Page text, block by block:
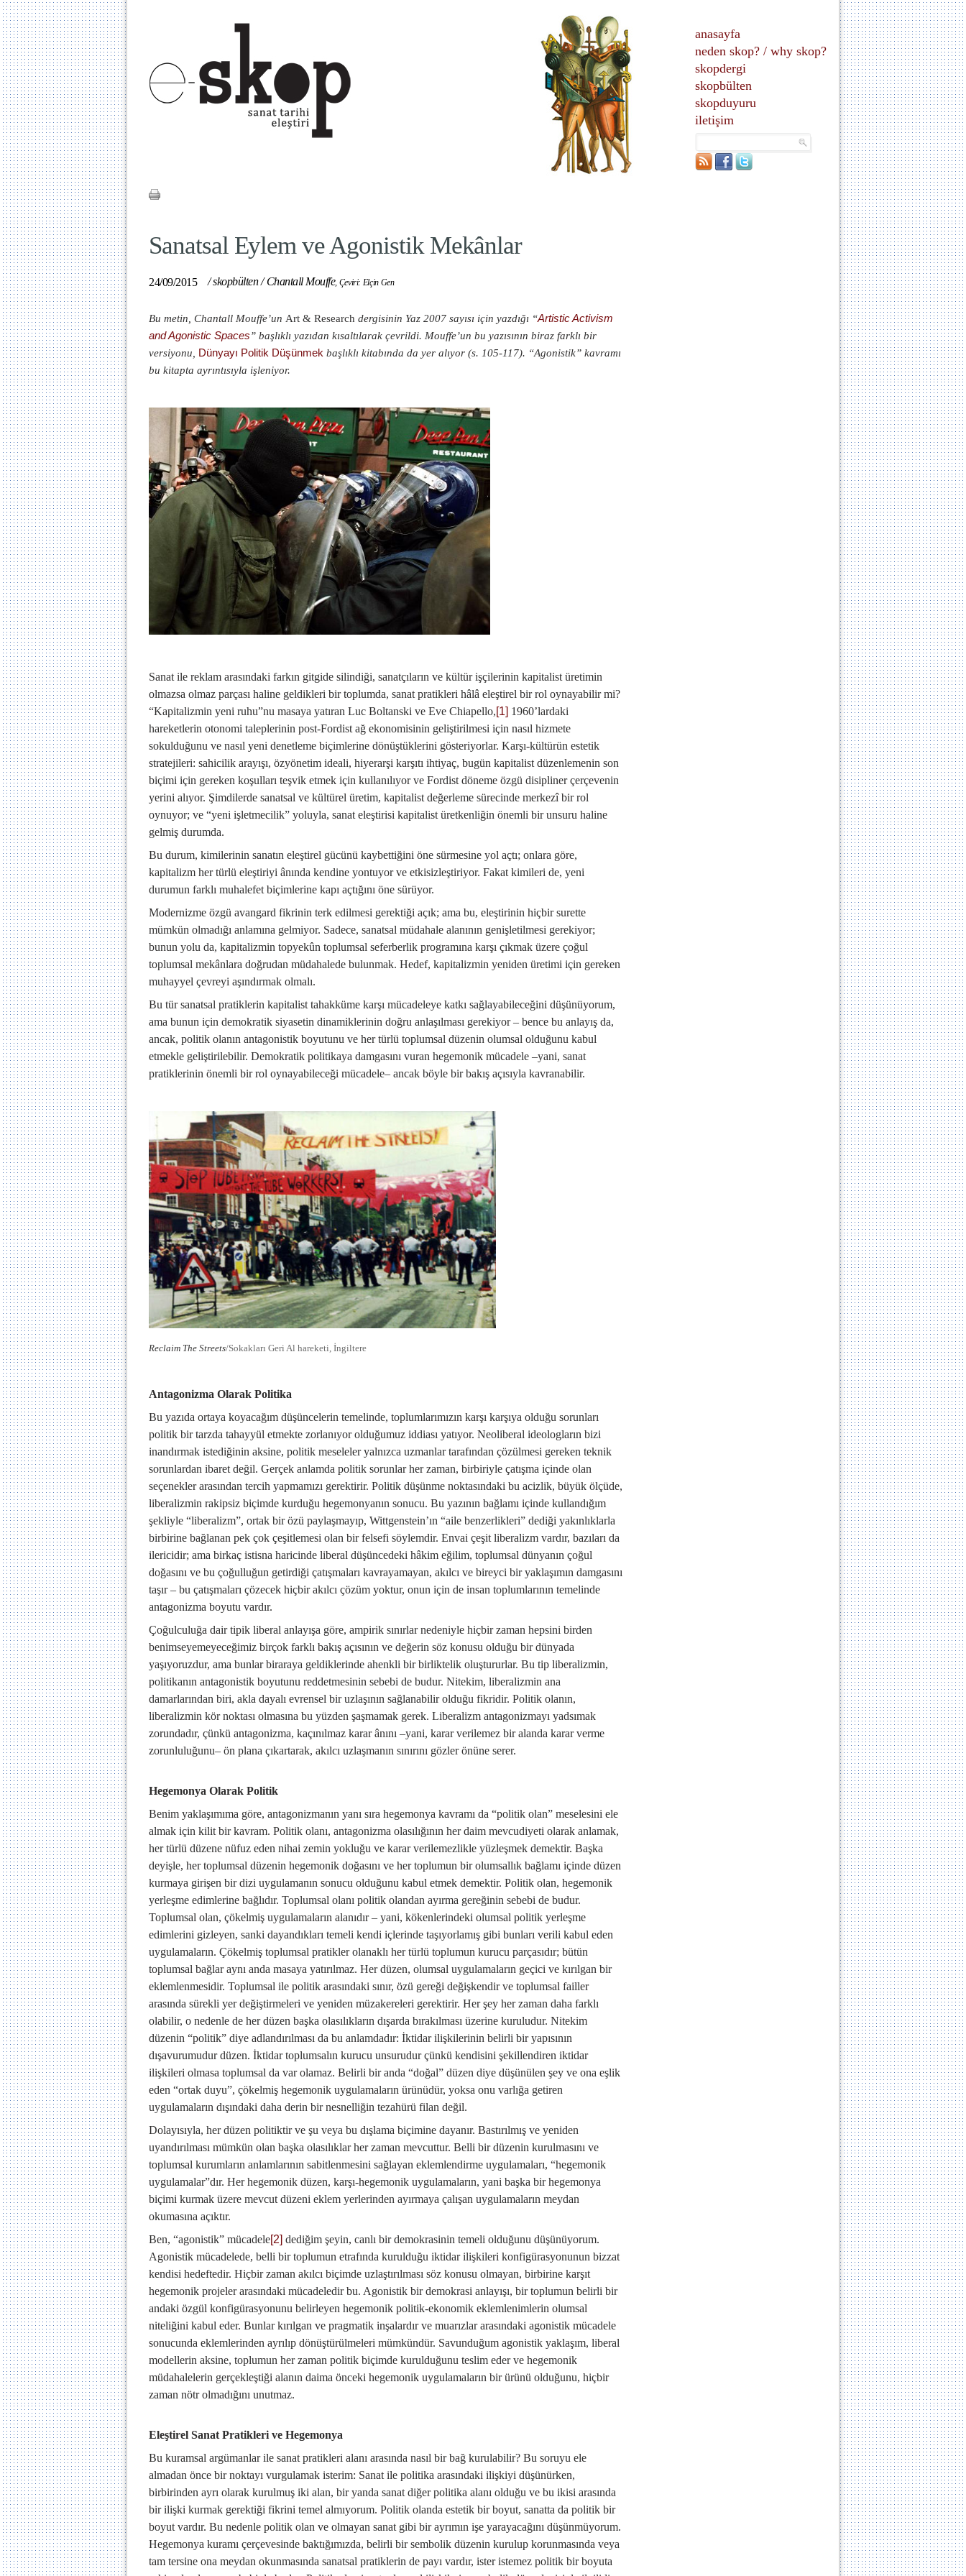
anasayfa
neden skop? / why skop?
skopdergi
skopbülten
skopduyuru
iletişim
Sanatsal Eylem ve Agonistik Mekânlar
24/09/2015 /skopbülten /Chantall Mouffe, Çeviri: Elçin Gen
Bu metin, Chantall Mouffe’un Art & Research dergisinin Yaz 2007 sayısı için yazdığı “Artistic Activism
and Agonistic Spaces” başlıklı yazıdan kısaltılarak çevrildi. Mouffe’un bu yazısının biraz farklı bir
versiyonu,
Dünyayı Politik Düşünmek başlıklı kitabında da yer alıyor (s. 105-117). “Agonistik” kavramı
bu kitapta ayrıntısıyla işleniyor.
Sanat ile reklam arasındaki farkın gitgide silindiği, sanatçıların ve kültür işçilerinin kapitalist üretimin
olmazsa olmaz parçası haline geldikleri bir toplumda, sanat pratikleri hâlâ eleştirel bir rol oynayabilir mi?
“Kapitalizmin yeni ruhu”nu masaya yatıran Luc Boltanski ve Eve Chiapello,[1] 1960’lardaki
hareketlerin otonomi taleplerinin post-Fordist ağ ekonomisinin geliştirilmesi için nasıl hizmete
sokulduğunu ve nasıl yeni denetleme biçimlerine dönüştüklerini gösteriyorlar. Karşı-kültürün estetik
stratejileri: sahicilik arayışı, özyönetim ideali, hiyerarşi karşıtı ihtiyaç, bugün kapitalist düzenlemenin son
biçimi için gereken koşulları teşvik etmek için kullanılıyor ve Fordist döneme özgü disipliner çerçevenin
yerini alıyor. Şimdilerde sanatsal ve kültürel üretim, kapitalist değerleme sürecinde merkezî bir rol
oynuyor; ve “yeni işletmecilik” yoluyla, sanat eleştirisi kapitalist üretkenliğin önemli bir unsuru haline
gelmiş durumda.
Bu durum, kimilerinin sanatın eleştirel gücünü kaybettiğini öne sürmesine yol açtı; onlara göre,
kapitalizm her türlü eleştiriyi ânında kendine yontuyor ve etkisizleştiriyor. Fakat kimileri de, yeni
durumun farklı muhalefet biçimlerine kapı açtığını öne sürüyor.
Modernizme özgü avangard fikrinin terk edilmesi gerektiği açık; ama bu, eleştirinin hiçbir surette
mümkün olmadığı anlamına gelmiyor. Sadece, sanatsal müdahale alanının genişletilmesi gerekiyor;
bunun yolu da, kapitalizmin topyekûn toplumsal seferberlik programına karşı çıkmak üzere çoğul
toplumsal mekânlara doğrudan müdahalede bulunmak. Hedef, kapitalizmin yeniden üretimi için gereken
muhayyel çevreyi aşındırmak olmalı.
Bu tür sanatsal pratiklerin kapitalist tahakküme karşı mücadeleye katkı sağlayabileceğini düşünüyorum,
ama bunun için demokratik siyasetin dinamiklerinin doğru anlaşılması gerekiyor – bence bu anlayış da,
ancak, politik olanın antagonistik boyutunu ve her türlü toplumsal düzenin olumsal olduğunu kabul
etmekle geliştirilebilir. Demokratik politikaya damgasını vuran hegemonik mücadele –yani, sanat
pratiklerinin önemli bir rol oynayabileceği mücadele– ancak böyle bir bakış açısıyla kavranabilir.
Reclaim The Streets/Sokakları Geri Al hareketi, İngiltere
Antagonizma Olarak Politika
Bu yazıda ortaya koyacağım düşüncelerin temelinde, toplumlarımızın karşı karşıya olduğu sorunları
politik bir tarzda tahayyül etmekte zorlanıyor olduğumuz iddiası yatıyor. Neoliberal ideologların bizi
inandırmak istediğinin aksine, politik meseleler yalnızca uzmanlar tarafından çözülmesi gereken teknik
sorunlardan ibaret değil. Gerçek anlamda politik sorunlar her zaman, birbiriyle çatışma içinde olan
seçenekler arasından tercih yapmamızı gerektirir. Politik düşünme noktasındaki bu acizlik, büyük ölçüde,
liberalizmin rakipsiz biçimde kurduğu hegemonyanın sonucu. Bu yazının bağlamı içinde kullandığım
şekliyle “liberalizm”, ortak bir özü paylaşmayıp, Wittgenstein’ın “aile benzerlikleri” dediği yakınlıklarla
birbirine bağlanan pek çok çeşitlemesi olan bir felsefi söylemdir. Envai çeşit liberalizm vardır, bazıları da
ilericidir; ama birkaç istisna haricinde liberal düşüncedeki hâkim eğilim, toplumsal dünyanın çoğul
doğasını ve bu çoğulluğun getirdiği çatışmaları kavrayamayan, akılcı ve bireyci bir yaklaşımın damgasını
taşır – bu çatışmaları çözecek hiçbir akılcı çözüm yoktur, onun için de insan toplumlarının temelinde
antagonizma boyutu vardır.
Çoğulculuğa dair tipik liberal anlayışa göre, ampirik sınırlar nedeniyle hiçbir zaman hepsini birden
benimseyemeyeceğimiz birçok farklı bakış açısının ve değerin söz konusu olduğu bir dünyada
yaşıyoruzdur, ama bunlar biraraya geldiklerinde ahenkli bir birliktelik oluştururlar. Bu tip liberalizmin,
politikanın antagonistik boyutunu reddetmesinin sebebi de budur. Nitekim, liberalizmin ana
damarlarından biri, akla dayalı evrensel bir uzlaşının sağlanabilir olduğu fikridir. Politik olanın,
liberalizmin kör noktası olmasına bu yüzden şaşmamak gerek. Liberalizm antagonizmayı yadsımak
zorundadır, çünkü antagonizma, kaçınılmaz karar ânını –yani, karar verilemez bir alanda karar verme
zorunluluğunu– ön plana çıkartarak, akılcı uzlaşmanın sınırını gözler önüne serer.
Hegemonya Olarak Politik
Benim yaklaşımıma göre, antagonizmanın yanı sıra hegemonya kavramı da “politik olan” meselesini ele
almak için kilit bir kavram. Politik olanı, antagonizma olasılığının her daim mevcudiyeti olarak anlamak,
her türlü düzene nüfuz eden nihai zemin yokluğu ve karar verilemezlikle yüzleşmek demektir. Başka
deyişle, her toplumsal düzenin hegemonik doğasını ve her toplumun bir olumsallık bağlamı içinde düzen
kurmaya girişen bir dizi uygulamanın sonucu olduğunu kabul etmek demektir. Politik olan, hegemonik
yerleşme edimlerine bağlıdır. Toplumsal olanı politik olandan ayırma gereğinin sebebi de budur.
Toplumsal olan, çökelmiş uygulamaların alanıdır – yani, kökenlerindeki olumsal politik yerleşme
edimlerini gizleyen, sanki dayandıkları temeli kendi içlerinde taşıyorlamış gibi bunları verili kabul eden
uygulamaların. Çökelmiş toplumsal pratikler olanaklı her türlü toplumun kurucu parçasıdır; bütün
toplumsal bağlar aynı anda masaya yatırılmaz. Her düzen, olumsal uygulamaların geçici ve kırılgan bir
eklemlenmesidir. Toplumsal ile politik arasındaki sınır, özü gereği değişkendir ve toplumsal failler
arasında sürekli yer değiştirmeleri ve yeniden müzakereleri gerektirir. Her şey her zaman daha farklı
olabilir, o nedenle de her düzen başka olasılıkların dışarda bırakılması üzerine kuruludur. Nitekim
düzenin “politik” diye adlandırılması da bu anlamdadır: İktidar ilişkilerinin belirli bir yapısının
dışavurumudur düzen. İktidar toplumsalın kurucu unsurudur çünkü kendisini şekillendiren iktidar
ilişkileri olmasa toplumsal da var olamaz. Belirli bir anda “doğal” düzen diye düşünülen şey ve ona eşlik
eden “ortak duyu”, çökelmiş hegemonik uygulamaların ürünüdür, yoksa onu varlığa getiren
uygulamaların dışındaki daha derin bir nesnelliğin tezahürü filan değil.
Dolayısıyla, her düzen politiktir ve şu veya bu dışlama biçimine dayanır. Bastırılmış ve yeniden
uyandırılması mümkün olan başka olasılıklar her zaman mevcuttur. Belli bir düzenin kurulmasını ve
toplumsal kurumların anlamlarının sabitlenmesini sağlayan eklemlendirme uygulamaları, “hegemonik
uygulamalar”dır. Her hegemonik düzen, karşı-hegemonik uygulamaların, yani başka bir hegemonya
biçimi kurmak üzere mevcut düzeni eklem yerlerinden ayırmaya çalışan uygulamaların meydan
okumasına açıktır.
Ben, “agonistik” mücadele[2] dediğim şeyin, canlı bir demokrasinin temeli olduğunu düşünüyorum.
Agonistik mücadelede, belli bir toplumun etrafında kurulduğu iktidar ilişkileri konfigürasyonunun bizzat
kendisi hedeftedir. Hiçbir zaman akılcı biçimde uzlaştırılması söz konusu olmayan, birbirine karşıt
hegemonik projeler arasındaki mücadeledir bu. Agonistik bir demokrasi anlayışı, bir toplumun belirli bir
andaki özgül konfigürasyonunu belirleyen hegemonik politik-ekonomik eklemlenimlerin olumsal
niteliğini kabul eder. Bunlar kırılgan ve pragmatik inşalardır ve muarızlar arasındaki agonistik mücadele
sonucunda eklemlerinden ayrılıp dönüştürülmeleri mümkündür. Savunduğum agonistik yaklaşım, liberal
modellerin aksine, toplumun her zaman politik biçimde kurulduğunu teslim eder ve hegemonik
müdahalelerin gerçekleştiği alanın daima önceki hegemonik uygulamaların bir ürünü olduğunu, hiçbir
zaman nötr olmadığını unutmaz.
Eleştirel Sanat Pratikleri ve Hegemonya
Bu kuramsal argümanlar ile sanat pratikleri alanı arasında nasıl bir bağ kurulabilir? Bu soruyu ele
almadan önce bir noktayı vurgulamak isterim: Sanat ile politika arasındaki ilişkiyi düşünürken,
birbirinden ayrı olarak kurulmuş iki alan, bir yanda sanat diğer politika alanı olduğu ve bu ikisi arasında
bir ilişki kurmak gerektiği fikrini temel almıyorum. Politik olanda estetik bir boyut, sanatta da politik bir
boyut vardır. Bu nedenle politik olan ve olmayan sanat gibi bir ayrımın işe yarayacağını düşünmüyorum.
Hegemonya kuramı çerçevesinde baktığımızda, belirli bir sembolik düzenin kurulup korunmasında veya
tam tersine ona meydan okunmasında sanatsal pratiklerin de payı vardır, ister istemez politik bir boyuta